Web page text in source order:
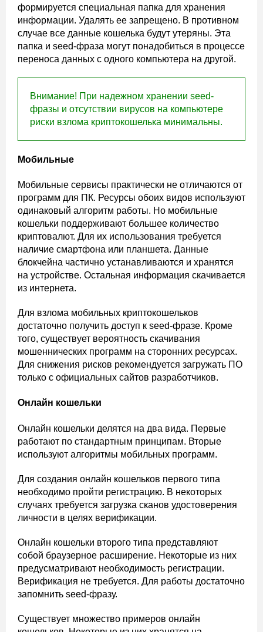
формируется специальная папка для хранения
информации. Удалять ее запрещено. В противном
случае все данные кошелька будут утеряны. Эта
папка и seed-фраза могут понадобиться в процессе
переноса данных с одного компьютера на другой.
Внимание! При надежном хранении seed-
фразы и отсутствии вирусов на компьютере
риски взлома криптокошелька минимальны.
Мобильные
Мобильные сервисы практически не отличаются от
программ для ПК. Ресурсы обоих видов используют
одинаковый алгоритм работы. Но мобильные
кошельки поддерживают большее количество
криптовалют. Для их использования требуется
наличие смартфона или планшета. Данные
блокчейна частично устанавливаются и хранятся
на устройстве. Остальная информация скачивается
из интернета.
Для взлома мобильных криптокошельков
достаточно получить доступ к seed-фразе. Кроме
того, существует вероятность скачивания
мошеннических программ на сторонних ресурсах.
Для снижения рисков рекомендуется загружать ПО
только с официальных сайтов разработчиков.
Онлайн кошельки
Онлайн кошельки делятся на два вида. Первые
работают по стандартным принципам. Вторые
используют алгоритмы мобильных программ.
Для создания онлайн кошельков первого типа
необходимо пройти регистрацию. В некоторых
случаях требуется загрузка сканов удостоверения
личности в целях верификации.
Онлайн кошельки второго типа представляют
собой браузерное расширение. Некоторые из них
предусматривают необходимость регистрации.
Верификация не требуется. Для работы достаточно
запомнить seed-фразу.
Существует множество примеров онлайн